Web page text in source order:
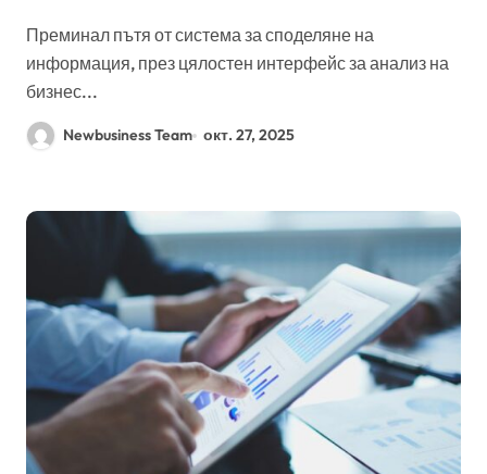
Преминал пътя от система за споделяне на
информация, през цялостен интерфейс за анализ на
бизнес...
Newbusiness Team окт. 27, 2025